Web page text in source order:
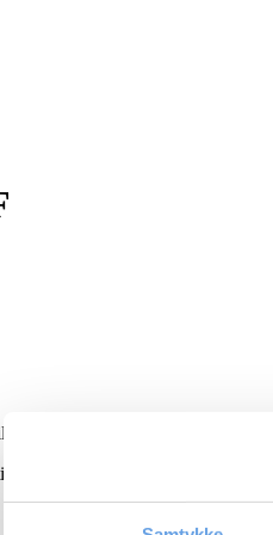
torsdag 17. juni 2021, kl
påmeldte i forkant av møtet.